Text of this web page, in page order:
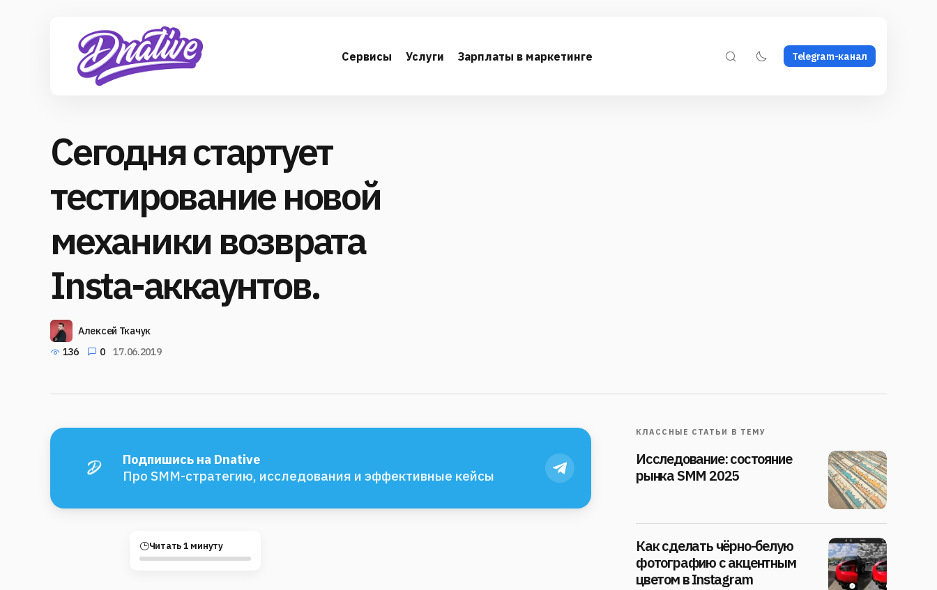
Сервисы Услуги Зарплаты в маркетинге Telegram-канал
Сегодня стартует
тестирование новой
механики возврата
Insta-аккаунтов.
Алексей Ткачук
136
0 17.06.2019
Подпишись на Dnative
Про SMM-стратегию, исследования и эффективные кейсы
Читать 1 минуту
КЛАССНЫЕ СТАТЬИ В ТЕМУ
Исследование: состояние
рынка SMM 2025
Как сделать чёрно-белую
фотографию с акцентным
цветом в Instagram